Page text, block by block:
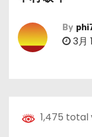
By
3月
1,475 total